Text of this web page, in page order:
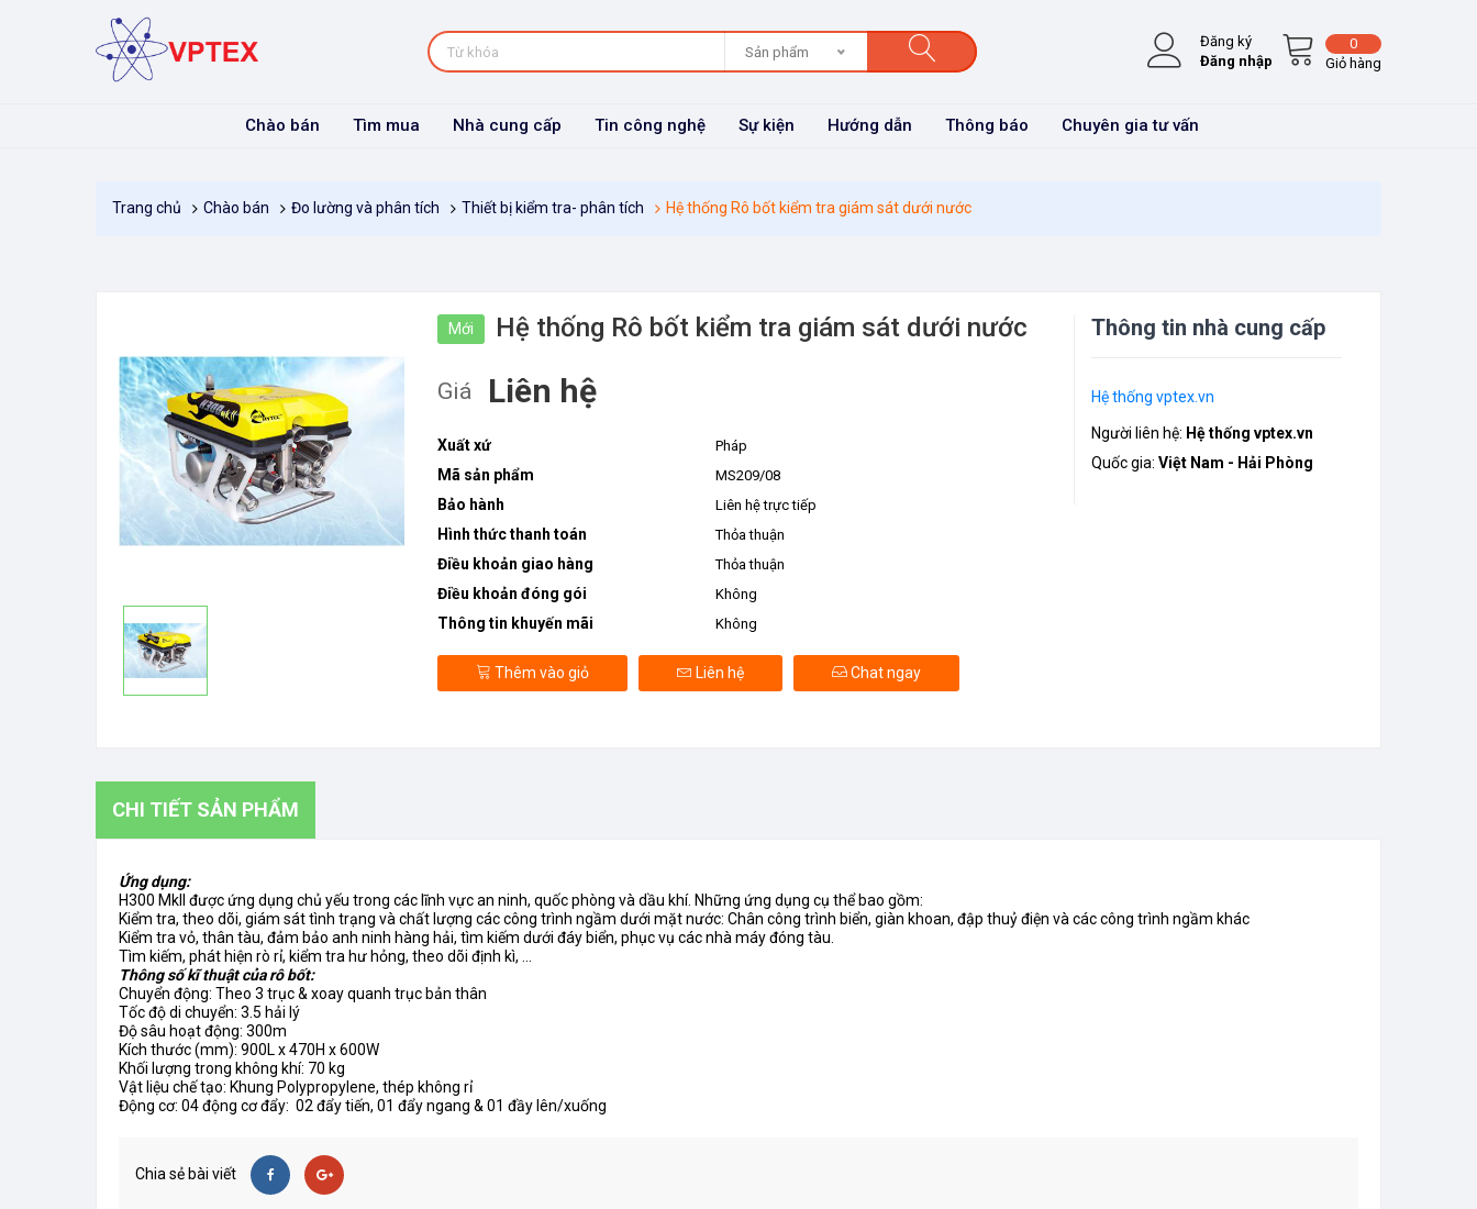
Sản phẩm
Đăng ký
Đăng nhập
0
Giỏ hàng
Chào bán Tìm mua Nhà cung cấp Tin công nghệ Sự kiện Hướng dẫn Thông báo Chuyên gia tư vấn
Trang chủ Chào bán Đo lường và phân tích Thiết bị kiểm tra- phân tích Hệ thống Rô bốt kiểm tra giám sát dưới nước
Mới Hệ thống Rô bốt kiểm tra giám sát dưới nước
Giá Liên hệ
Xuất xứ Pháp
Mã sản phẩm MS209/08
Bảo hành Liên hệ trực tiếp
Hình thức thanh toán Thỏa thuận
Điều khoản giao hàng Thỏa thuận
Điều khoản đóng gói Không
Thông tin khuyến mãi Không
Thêm vào giỏ Liên hệ Chat ngay
Thông tin nhà cung cấp
Hệ thống vptex.vn
Người liên hệ: Hệ thống vptex.vn
Quốc gia: Việt Nam - Hải Phòng
CHI TIẾT SẢN PHẨM
Ứng dụng:
H300 MkII được ứng dụng chủ yếu trong các lĩnh vực an ninh, quốc phòng và dầu khí. Những ứng dụng cụ thể bao gồm:
Kiểm tra, theo dõi, giám sát tình trạng và chất lượng các công trình ngầm dưới mặt nước: Chân công trình biển, giàn khoan, đập thuỷ điện và các công trình ngầm khác
Kiểm tra vỏ, thân tàu, đảm bảo anh ninh hàng hải, tìm kiếm dưới đáy biển, phục vụ các nhà máy đóng tàu.
Tìm kiếm, phát hiện rò rỉ, kiểm tra hư hỏng, theo dõi định kì, ...
Thông số kĩ thuật của rô bốt:
Chuyển động: Theo 3 trục & xoay quanh trục bản thân
Tốc độ di chuyển: 3.5 hải lý
Độ sâu hoạt động: 300m
Kích thước (mm): 900L x 470H x 600W
Khối lượng trong không khí: 70 kg
Vật liệu chế tạo: Khung Polypropylene, thép không rỉ
Động cơ: 04 động cơ đẩy: 02 đẩy tiến, 01 đẩy ngang & 01 đầy lên/xuống
Chia sẻ bài viết